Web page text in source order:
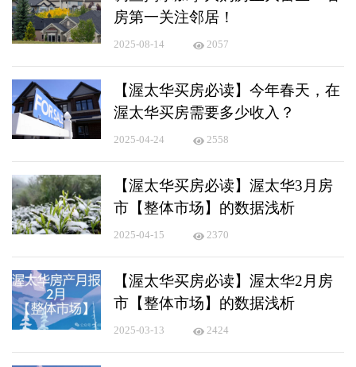
房第一关注邻居！
2025-08-14 2057
【渥太华买房必读】今年春天，在
渥太华买房需要多少收入？
2025-04-24 2558
【渥太华买房必读】渥太华3月房
市【整体市场】的数据浅析
2025-04-15 2370
【渥太华买房必读】渥太华2月房
市【整体市场】的数据浅析
2025-03-13 2424